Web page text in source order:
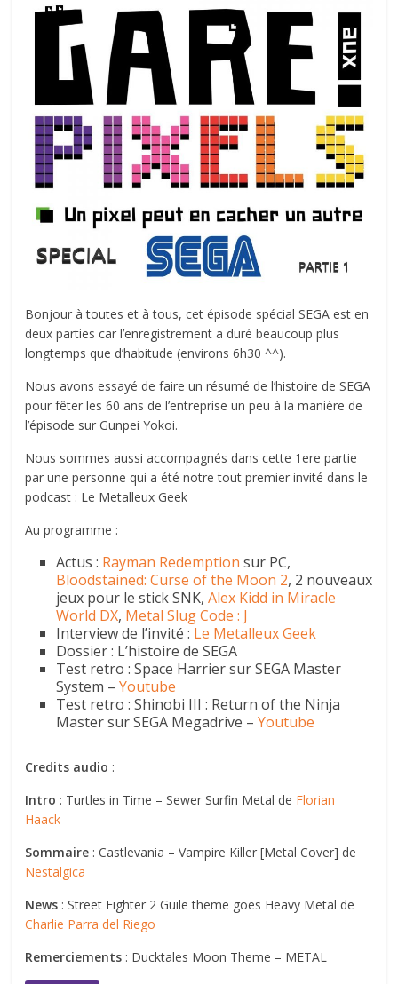
Bonjour à toutes et à tous, cet épisode spécial SEGA est en
deux parties car l’enregistrement a duré beaucoup plus
longtemps que d’habitude (environs 6h30 ^^).
Nous avons essayé de faire un résumé de l’histoire de SEGA
pour fêter les 60 ans de l’entreprise un peu à la manière de
l’épisode sur Gunpei Yokoi.
Nous sommes aussi accompagnés dans cette 1ere partie
par une personne qui a été notre tout premier invité dans le
podcast : Le Metalleux Geek
Au programme :
Actus : Rayman Redemption sur PC,
Bloodstained: Curse of the Moon 2, 2 nouveaux
jeux pour le stick SNK,Alex Kidd in Miracle
World DX, Metal Slug Code : J
Interview de l’invité : Le Metalleux Geek
Dossier : L’histoire de SEGA
Test retro : Space Harrier sur SEGA Master
System –Youtube
Test retro : Shinobi III : Return of the Ninja
Master sur SEGA Megadrive –Youtube
Credits audio :
Intro : Turtles in Time – Sewer Surfin Metal de Florian
Haack
Sommaire : Castlevania – Vampire Killer [Metal Cover] de
Nestalgica
News : Street Fighter 2 Guile theme goes Heavy Metal de
Charlie Parra del Riego
Remerciements : Ducktales Moon Theme – METAL